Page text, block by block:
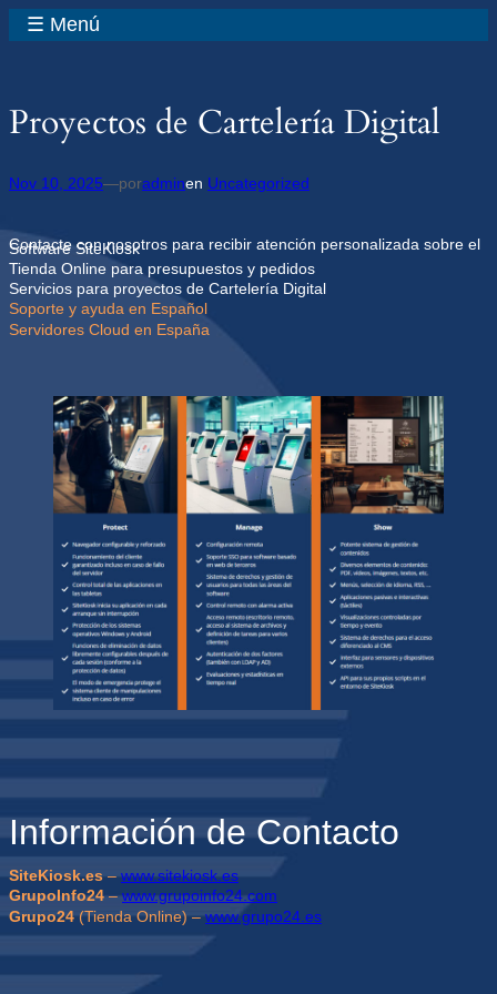
Saltar
alcontenido
☰ Menú
Proyectos de Cartelería Digital
Nov 10, 2025—poradminen Uncategorized
Contacte con nosotros para recibir atención personalizada sobre el
Software SiteKiosk
Tienda Online para presupuestos y pedidos
Servicios para proyectos de Cartelería Digital
Soporte y ayuda en Español
Servidores Cloud en España
Información de Contacto
SiteKiosk.es–www.sitekiosk.es
GrupoInfo24–www.grupoinfo24.com
Grupo24(Tienda Online) –www.grupo24.es